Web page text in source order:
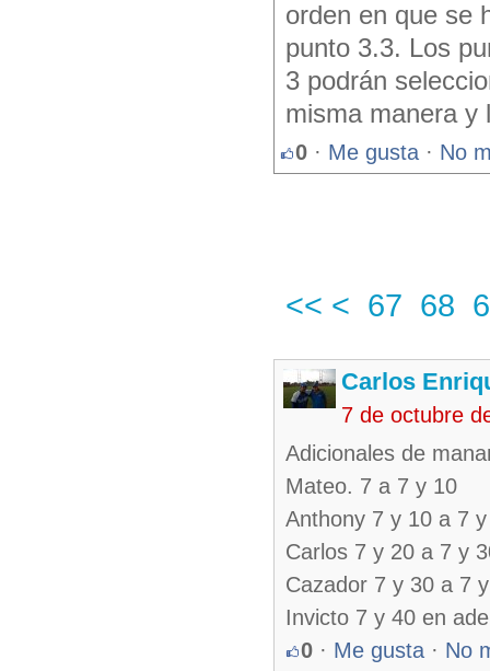
orden en que se
punto 3.3. Los
3 podrán
misma manera y
0 · Me gusta · No
<< < 67 68
Carlos
7 de octubre
Adicionales de
Mateo. 7 a 7 y 10
Anthony 7 y 10 a 7
Carlos 7 y 20 a 7 y
Cazador 7 y 30 a 7
Invicto 7 y 40 en
0 · Me gusta · No